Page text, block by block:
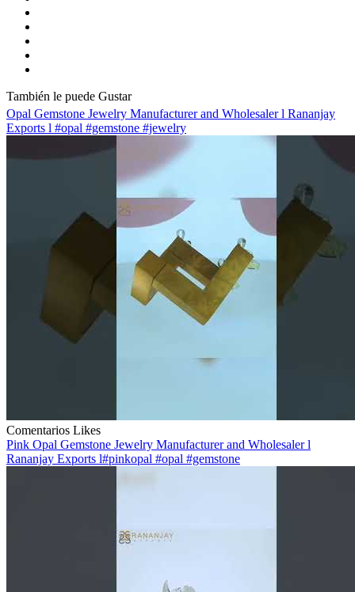
También le puede Gustar
Opal Gemstone Jewelry Manufacturer and Wholesaler l Rananjay
Exports l #opal #gemstone #jewelry
Comentarios Likes
Pink Opal Gemstone Jewelry Manufacturer and Wholesaler l
Rananjay Exports l#pinkopal #opal #gemstone